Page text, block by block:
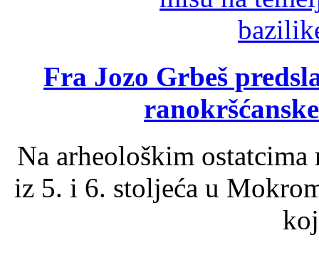
Fra Jozo Grbeš
Na arheološkim
iz 5. i 6. stoljeća u